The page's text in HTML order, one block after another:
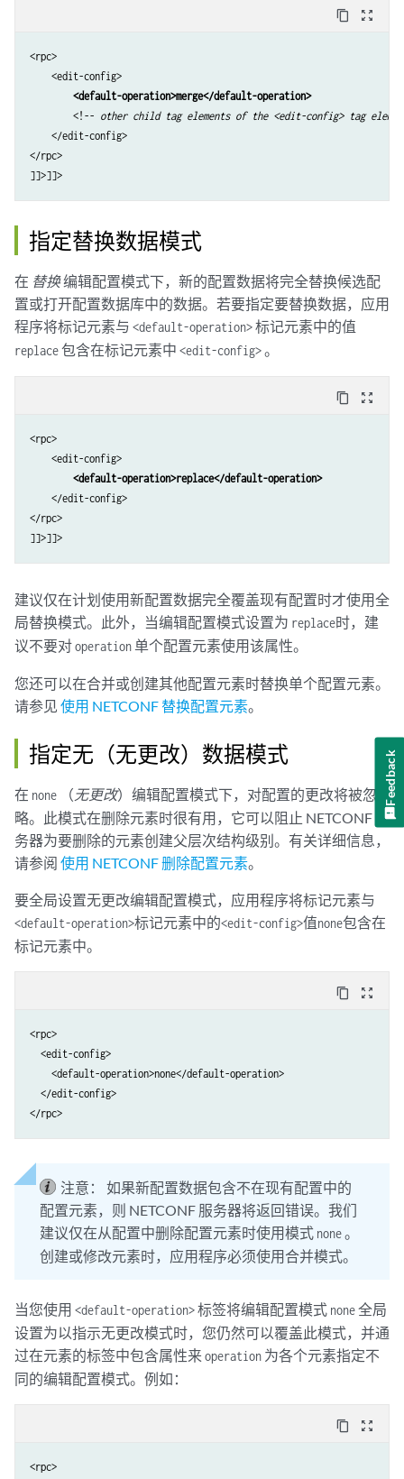
content_copy zoom_out_map
<rpc>
<edit-config>
<default-operation>merge</default-operation>
<!-- other child tag elements of the <edit-config> tag
</edit-config>
</rpc>
指定替换数据模式
在 替换编辑配置模式下，新的配置数据将完全替换候选配
置或打开配置数据库中的数据。若要指定要替换数据，应用
程序将标记元素与 <default-operation>标记元素中的值
replace包含在标记元素中 <edit-config> 。
content_copy zoom_out_map
<rpc>
<edit-config>
<default-operation>replace</default-operation>
</edit-config>
</rpc>
建议仅在计划使用新配置数据完全覆盖现有配置时才使用全
局替换模式。此外，当编辑配置模式设置为 replace时，建
议不要对operation单个配置元素使用该属性。
您还可以在合并或创建其他配置元素时替换单个配置元素。
请参见 使用 NETCONF 替换配置元素。
指定无（无更改）数据模式
在 none （无更改）编辑配置模式下，对配置的更改将被忽
略。此模式在删除元素时很有用，它可以阻止 NETCONF 服
务器为要删除的元素创建父层次结构级别。有关详细信息，
请参阅 使用 NETCONF 删除配置元素。
要全局设置无更改编辑配置模式，应用程序将标记元素与
<default-operation>标记元素中的<edit-config>值none包含在
标记元素中。
content_copy zoom_out_map
<rpc>
  <edit-config>
    <default-operation>none</default-operation>
  </edit-config>
注意：
如果新配置数据包含不在现有配置中的
配置元素，则 NETCONF 服务器将返回错误。我们
建议仅在从配置中删除配置元素时使用模式 none。
创建或修改元素时，应用程序必须使用合并模式。
当您使用 <default-operation>标签将编辑配置模式 none全局
设置为以指示无更改模式时，您仍然可以覆盖此模式，并通
过在元素的标签中包含属性来 operation 为各个元素指定不
同的编辑配置模式。例如：
content_copy zoom_out_map
<rpc>
Feedback